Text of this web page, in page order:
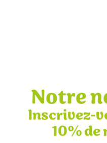
Notre
Inscrivez-
10%